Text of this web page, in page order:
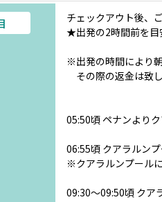
チェックアウト後、
★出発の2時間前を目
※出発の時間により
その際の返金は致
05:50頃 ペナンより
06:55頃 クアラルン
※クアラルンプール
09:30～09:50頃 クア